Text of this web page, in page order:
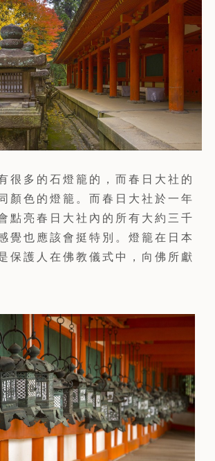
很多的石燈籠的，而春日大社的
顏色的燈籠。而春日大社於一年
點亮春日大社內的所有大約三千
覺也應該會挺特別。燈籠在日本
保護人在佛教儀式中，向佛所獻